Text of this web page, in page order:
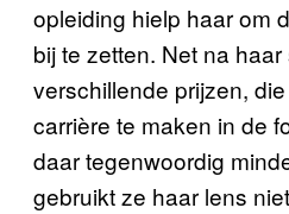
opleiding hielp haar om
bij te zetten. Net na
verschillende prijzen,
carrière te maken in de
daar tegenwoordig
gebruikt ze haar lens